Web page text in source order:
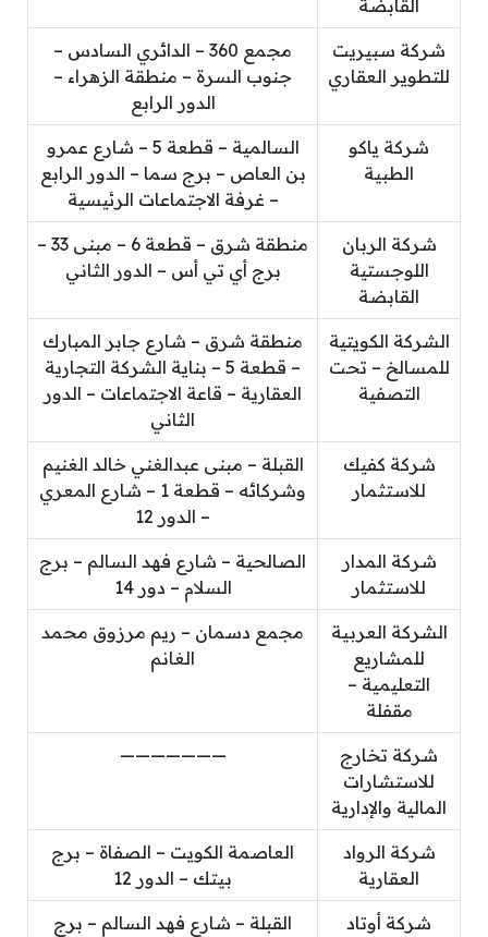
القابضة
شركة سبيريت
للتطوير العقاري
مجمع 360 – الدائري السادس –
جنوب السرة – منطقة الزهراء –
الدور الرابع
شركة ياكو
الطبية
السالمية – قطعة 5 – شارع عمرو
بن العاص – برج سما – الدور الرابع
– غرفة الاجتماعات الرئيسية
شركة الربان
اللوجستية
القابضة
منطقة شرق – قطعة 6 – مبنى 33 –
برج أي تي أس – الدور الثاني
الشركة الكويتية
للمسالخ – تحت
التصفية
منطقة شرق – شارع جابر المبارك
– قطعة 5 – بناية الشركة التجارية
العقارية – قاعة الاجتماعات – الدور
الثاني
شركة كفيك
للاستثمار
القبلة – مبنى عبدالغني خالد الغنيم
وشركائه – قطعة 1 – شارع المعري
– الدور 12
شركة المدار
للاستثمار
الصالحية – شارع فهد السالم – برج
السلام – دور 14
الشركة العربية
للمشاريع
التعليمية –
مقفلة
مجمع دسمان – ريم مرزوق محمد
الغانم
شركة تخارج
للاستشارات
المالية والإدارية
———————
شركة الرواد
العقارية
العاصمة الكويت – الصفاة – برج
بيتك – الدور 12
شركة أوتاد
القبلة – شارع فهد السالم – برج